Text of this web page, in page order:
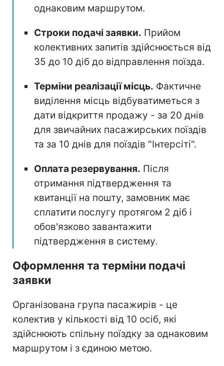
однаковим маршрутом.
Строки подачі заявки. Прийом
колективних запитів здійснюється від
35 до 10 діб до відправлення поїзда.
Терміни реалізації місць. Фактичне
виділення місць відбуватиметься з
дати відкриття продажу - за 20 днів
для звичайних пасажирських поїздів
та за 10 днів для поїздів "Інтерсіті".
Оплата резервування. Після
отримання підтвердження та
квитанції на пошту, замовник має
сплатити послугу протягом 2 діб і
обов'язково завантажити
підтвердження в систему.
Оформлення та терміни подачі
заявки
Організована група пасажирів - це
колектив у кількості від 10 осіб, які
здійснюють спільну поїздку за однаковим
маршрутом і з єдиною метою.